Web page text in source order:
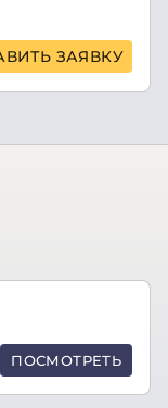
ЗАЯВКУ
ПОСМОТРЕТЬ